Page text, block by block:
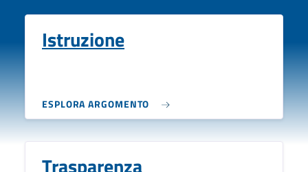
Istruzione
ESPLORA ARGOMENTO